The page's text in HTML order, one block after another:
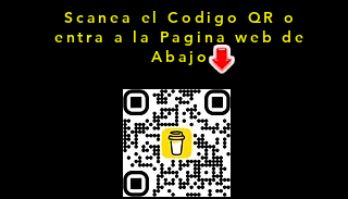
Scanea el Codigo QR o
entra a la Pagina web de
Abajo